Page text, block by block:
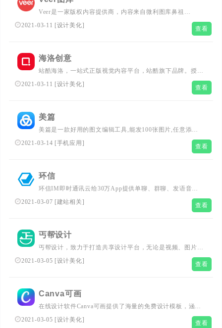
Veer是一家版权内容提供商，内容来自微利图库鼻祖
iStock，拥有亿级优志图片资源，包含图片、插画、矢量
图、设计素材等，100%正版，单张低至4元，永久商用使用
2021-03-11 [设计美化] 查看
海洛创意
站酷海洛，一站式正版视觉内容平台，站酷旗下品牌。授权
内容包含商业图片、艺术插画、矢量、视频、音乐素材、字
体等，已先后为阿里巴巴、京东、亚马逊、小米、联想、奥
案。...
2021-03-11 [设计美化] 查看
美篇
美篇是一款好用的图文编辑工具,能发100张图片,任意添加
文字描述、背景音乐和视频, 1分钟写出像公众号一样图文并
2021-03-14 [手机应用 ] 查看
环信
环信IM即时通讯云给30万App提供单聊、群聊、发语音图
片位置、直播、实时音视频等服务。环信全渠道智能在线客
2021-03-07 [建站相关] 查看
丐帮设计
丐帮设计，致力于打造共享设计平台，无论是视频、图片还
是H5或电子期刊，丐帮都提供了大量的设计模板；通过简
2021-03-05 [设计美化] 查看
Canva可画
在线设计软件Canva可画提供了海量的免费设计模板，涵盖
海报、简历、宣传单页、名片、邀请函、贺卡、Logo、PPT
模板、二维码、Banner等数十种设计场景，更有千款中英文
2021-03-05 [设计美化] 查看